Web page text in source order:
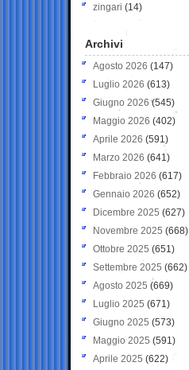
zingari (14)
Archivi
Agosto 2026 (147)
Luglio 2026 (613)
Giugno 2026 (545)
Maggio 2026 (402)
Aprile 2026 (591)
Marzo 2026 (641)
Febbraio 2026 (617)
Gennaio 2026 (652)
Dicembre 2025 (627)
Novembre 2025 (668)
Ottobre 2025 (651)
Settembre 2025 (662)
Agosto 2025 (669)
Luglio 2025 (671)
Giugno 2025 (573)
Maggio 2025 (591)
Aprile 2025 (622)